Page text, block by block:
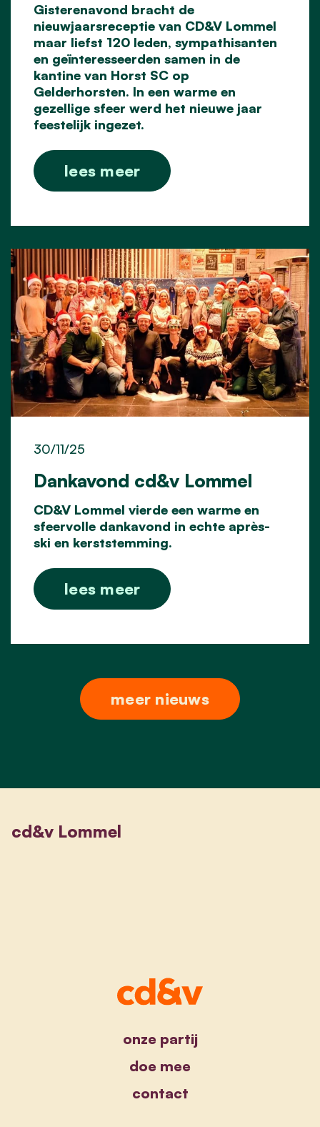
Gisterenavond bracht de
nieuwjaarsreceptie van CD&V Lommel
maar liefst 120 leden, sympathisanten
en geïnteresseerden samen in de
kantine van Horst SC op
Gelderhorsten. In een warme en
gezellige sfeer werd het nieuwe jaar
feestelijk ingezet.
lees meer
Dankavond cd&v Lommel
30/11/25
CD&V Lommel vierde een warme en
sfeervolle dankavond in echte après-
ski en kerststemming.
lees meer
meer nieuws
cd&v Lommel
onze partij
doe mee
contact